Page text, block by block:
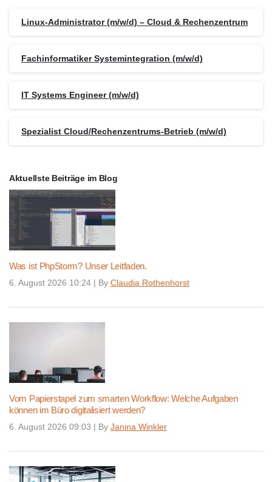
Linux-Administrator (m/w/d) – Cloud & Rechenzentrum
Fachinformatiker Systemintegration (m/w/d)
IT Systems Engineer (m/w/d)
Spezialist Cloud/Rechenzentrums-Betrieb (m/w/d)
Aktuellste Beiträge im Blog
Was ist PhpStorm? Unser Leitfaden.
6. August 2026 10:24 | By Claudia Rothenhorst
Vom Papierstapel zum smarten Workflow: Welche Aufgaben
können im Büro digitalisiert werden?
6. August 2026 09:03 | By Janina Winkler